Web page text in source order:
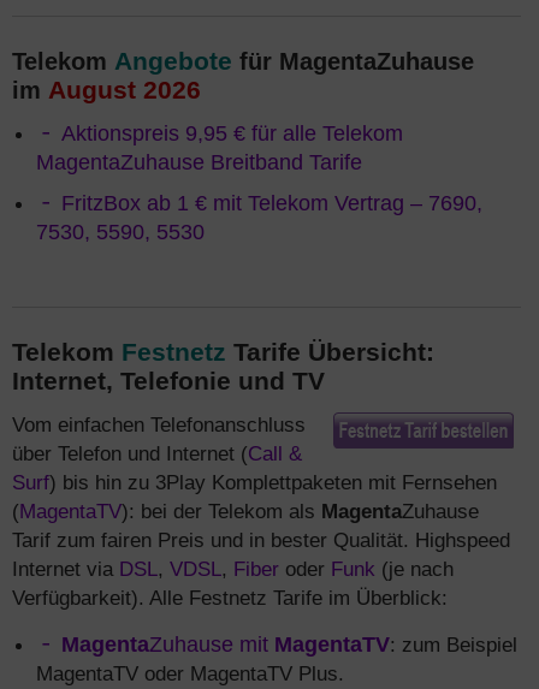
Telekom Angebote für MagentaZuhause
im August 2026
Aktionspreis 9,95 € für alle Telekom
MagentaZuhause Breitband Tarife
FritzBox ab 1 € mit Telekom Vertrag – 7690,
7530, 5590, 5530
Telekom Festnetz Tarife Übersicht:
Internet, Telefonie und TV
Vom einfachen Telefonanschluss
über Telefon und Internet (Call &
Surf) bis hin zu 3Play Komplettpaketen mit Fernsehen
(MagentaTV): bei der Telekom als MagentaZuhause
Tarif zum fairen Preis und in bester Qualität. Highspeed
Internet via DSL, VDSL, Fiber oder Funk (je nach
Verfügbarkeit). Alle Festnetz Tarife im Überblick:
MagentaZuhause mit MagentaTV: zum Beispiel
MagentaTV oder MagentaTV Plus.